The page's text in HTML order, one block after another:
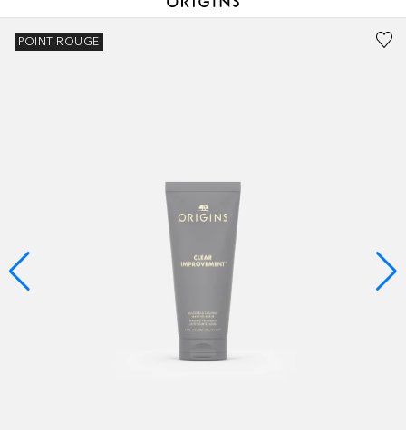
POINT ROUGE